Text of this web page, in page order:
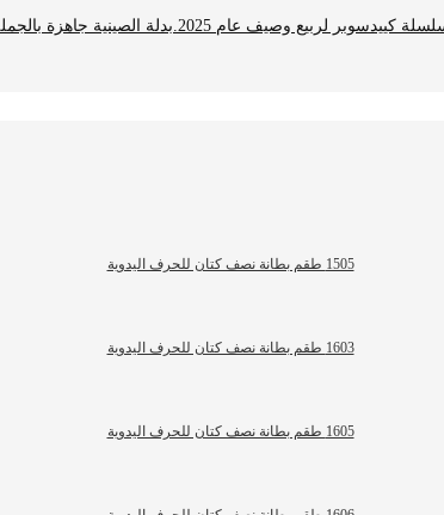
عام 2025.بدلة الصينية جاهزة بالجملة
1505 طقم بطانة نصف كتان للحرف اليدوية
1603 طقم بطانة نصف كتان للحرف اليدوية
1605 طقم بطانة نصف كتان للحرف اليدوية